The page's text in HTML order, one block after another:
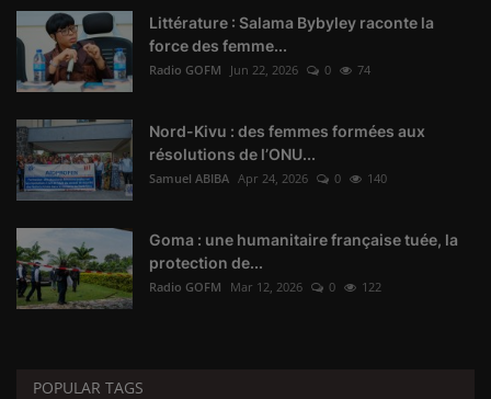
Littérature : Salama Bybyley raconte la
force des femme...
Radio GOFM Jun 22, 2026 0 74
Nord-Kivu : des femmes formées aux
résolutions de l’ONU...
Samuel ABIBA Apr 24, 2026 0 140
Goma : une humanitaire française tuée, la
protection de...
Radio GOFM Mar 12, 2026 0 122
POPULAR TAGS